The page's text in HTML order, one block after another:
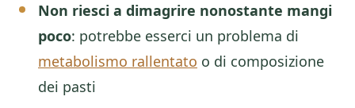
Non riesci a dimagrire nonostante mangi
poco: potrebbe esserci un problema di
metabolismo rallentato o di composizione
dei pasti